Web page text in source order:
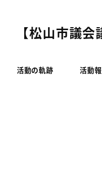
【松山市議
活動の軌跡 活動